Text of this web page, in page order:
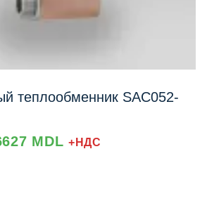
теплообменник SAC052-
MDLPrețul
+НДС